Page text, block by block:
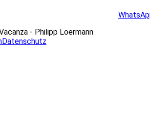
- Philipp Loermann
Datenschutz